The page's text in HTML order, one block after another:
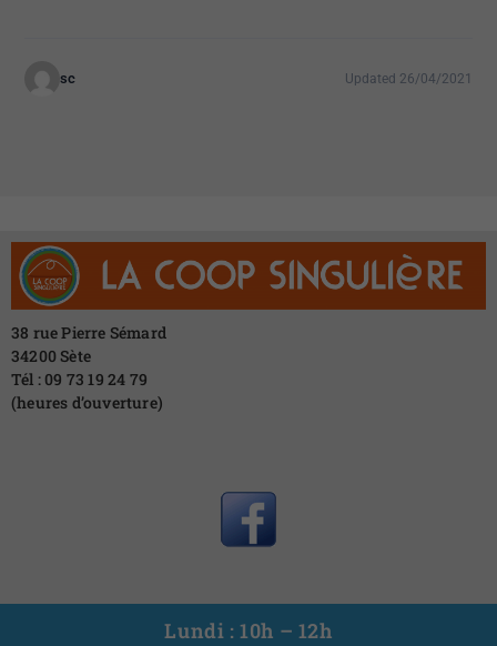
sc Updated 26/04/2021
38 rue Pierre Sémard
34200 Sète
Tél : 09 73 19 24 79
(heures d’ouverture)
Lundi : 10h – 12h